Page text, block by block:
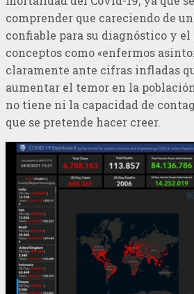
comprender que careciendo de
confiable para su diagnóstico y
conceptos como «enfermos
claramente ante cifras infladas
aumentar el temor en la
no tiene ni la capacidad de
que se pretende hacer creer.